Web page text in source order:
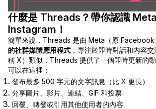
什麼是 Threads？帶你認識
Instagram！
簡單來說，Threads 是由 Meta（原 Facebook
的社群媒體應用程式 ，專注於即時對話和內容
稱 X）類似，Threads 提供了一個即時更新的
可以在這裡：
發布最多 500 字元的文字訊息（比 X 更長）
分享圖片、影片、連結、GIF 和投票
回覆、轉發或引用其他使用者的內容